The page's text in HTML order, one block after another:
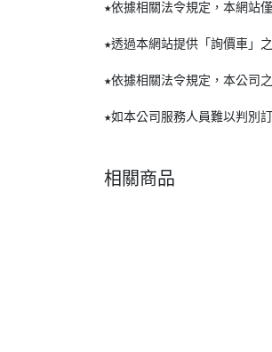
★依據相關法令規定，本網站
★透過本網站提供「詢價車」
★依據相關法令規定，本公司
★如本公司服務人員難以判別
相關商品